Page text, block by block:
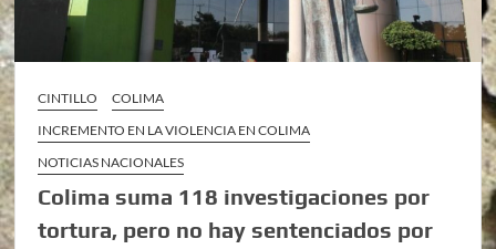
CINTILLO
COLIMA
INCREMENTO EN LA VIOLENCIA EN COLIMA
NOTICIAS NACIONALES
Colima suma 118 investigaciones por
tortura, pero no hay sentenciados por